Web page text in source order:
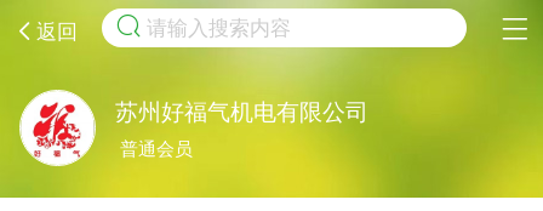
返回 取消
苏州好福气机电有限公司
普通会员